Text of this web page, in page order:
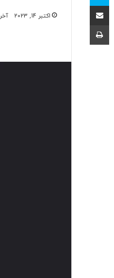
اکتبر 14, 2023